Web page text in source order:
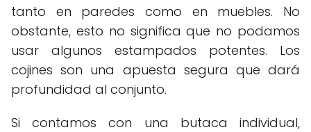
tanto en paredes como en muebles. No
obstante, esto no significa que no podamos
usar algunos estampados potentes. Los
cojines son una apuesta segura que dará
profundidad al conjunto.
Si contamos con una butaca individual,